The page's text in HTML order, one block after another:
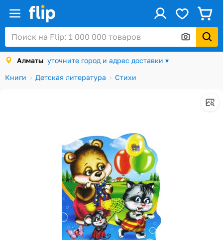
Алматы уточните город и адрес доставки ▾
Книги
Детская литература Стихи
Войти / Регистрация
Каталог
История просмотров